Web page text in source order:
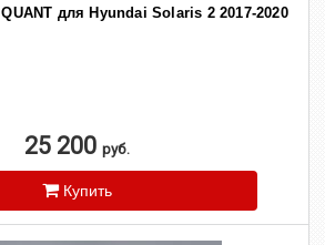
для Hyundai Solaris 2 2017-2020
25 200 руб.
Купить